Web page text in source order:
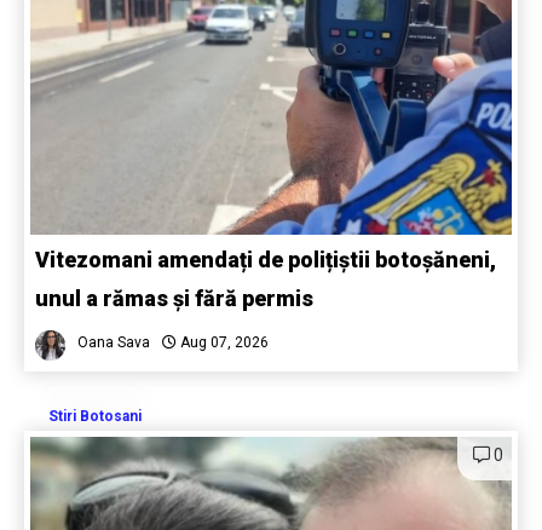
Vitezomani amendați de polițiștii botoșăneni,
unul a rămas și fără permis
Oana Sava Aug 07, 2026
Stiri Botosani
0